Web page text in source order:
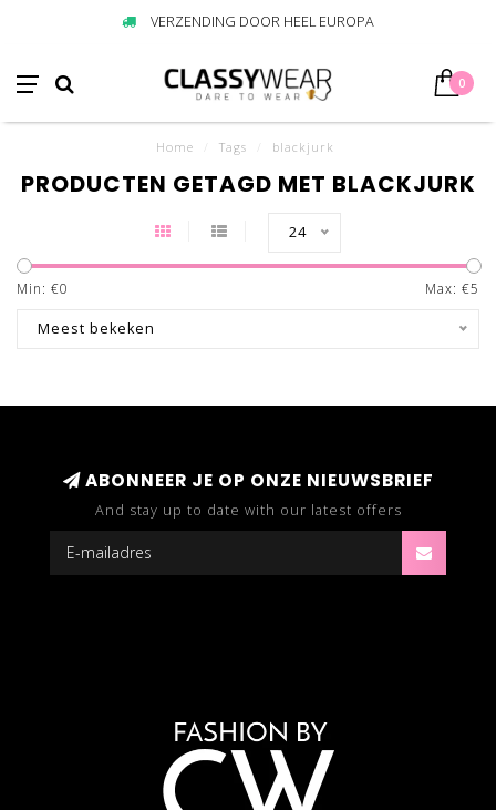
VERZENDING DOOR HEEL EUROPA
0
Home Tags blackjurk
PRODUCTEN GETAGD MET BLACKJURK
24
Min: €0 Max: €5
Meest bekeken
ABONNEER JE OP ONZE NIEUWSBRIEF
And stay up to date with our latest offers